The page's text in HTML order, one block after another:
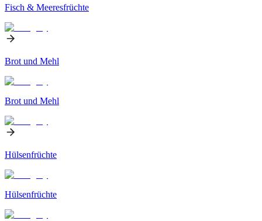
Fisch & Meeresfrüchte
Brot und Mehl
Brot und Mehl
Hülsenfrüchte
Hülsenfrüchte